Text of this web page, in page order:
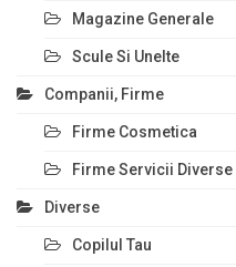
Magazine Generale
Scule Si Unelte
Companii, Firme
Firme Cosmetica
Firme Servicii Diverse
Diverse
Copilul Tau